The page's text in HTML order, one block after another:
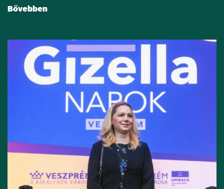
Bővebben